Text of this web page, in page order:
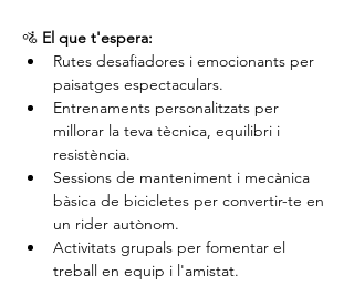
🚵 El que t'espera:
Rutes desafiadores i emocionants per
paisatges espectaculars.
Entrenaments personalitzats per
millorar la teva tècnica, equilibri i
resistència.
Sessions de manteniment i mecànica
bàsica de bicicletes per convertir-te en
un rider autònom.
Activitats grupals per fomentar el
treball en equip i l'amistat.